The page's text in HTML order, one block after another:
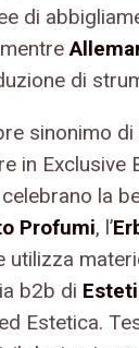
di
di
sinonimo
in Exclusive
la
Profumi, l’
utilizza
b2b di
Estetica.